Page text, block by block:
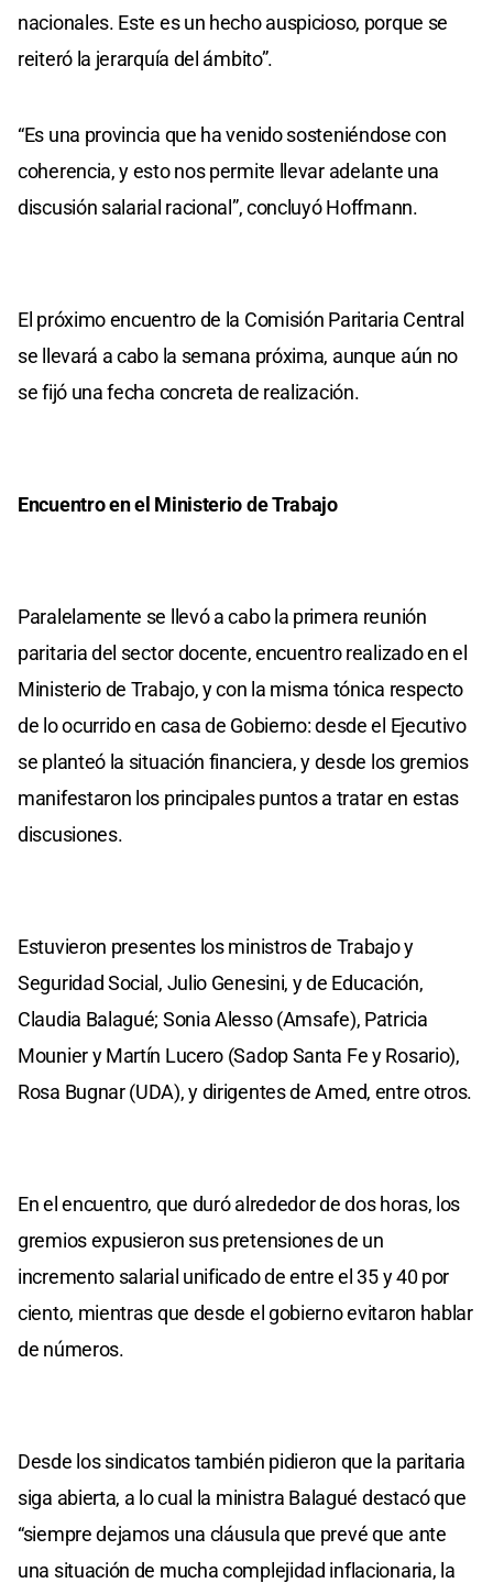
nacionales. Este es un hecho auspicioso, porque se
reiteró la jerarquía del ámbito”.
“Es una provincia que ha venido sosteniéndose con
coherencia, y esto nos permite llevar adelante una
discusión salarial racional”, concluyó Hoffmann.
El próximo encuentro de la Comisión Paritaria Central
se llevará a cabo la semana próxima, aunque aún no
se fijó una fecha concreta de realización.
Encuentro en el Ministerio de Trabajo
Paralelamente se llevó a cabo la primera reunión
paritaria del sector docente, encuentro realizado en el
Ministerio de Trabajo, y con la misma tónica respecto
de lo ocurrido en casa de Gobierno: desde el Ejecutivo
se planteó la situación financiera, y desde los gremios
manifestaron los principales puntos a tratar en estas
discusiones.
Estuvieron presentes los ministros de Trabajo y
Seguridad Social, Julio Genesini, y de Educación,
Claudia Balagué; Sonia Alesso (Amsafe), Patricia
Mounier y Martín Lucero (Sadop Santa Fe y Rosario),
Rosa Bugnar (UDA), y dirigentes de Amed, entre otros.
En el encuentro, que duró alrededor de dos horas, los
gremios expusieron sus pretensiones de un
incremento salarial unificado de entre el 35 y 40 por
ciento, mientras que desde el gobierno evitaron hablar
de números.
Desde los sindicatos también pidieron que la paritaria
siga abierta, a lo cual la ministra Balagué destacó que
“siempre dejamos una cláusula que prevé que ante
una situación de mucha complejidad inflacionaria, la